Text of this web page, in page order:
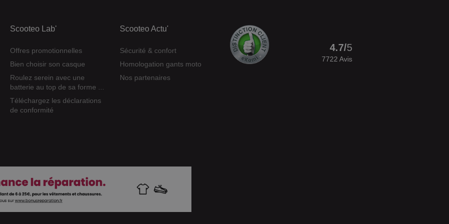
Scooteo Lab'
Offres promotionnelles
Bien choisir son casque
Roulez serein avec une
batterie au top de sa forme ...
Téléchargez les déclarations
de conformité
Scooteo Actu'
Sécurité & confort
Homologation gants moto
Nos partenaires
4.7/5
7722 Avis